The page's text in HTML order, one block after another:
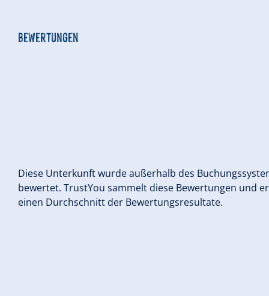
Bewertungen
Diese Unterkunft wurde außerhalb des
bewertet. TrustYou sammelt diese Bewertungen und
einen Durchschnitt der Bewertungsresultate.